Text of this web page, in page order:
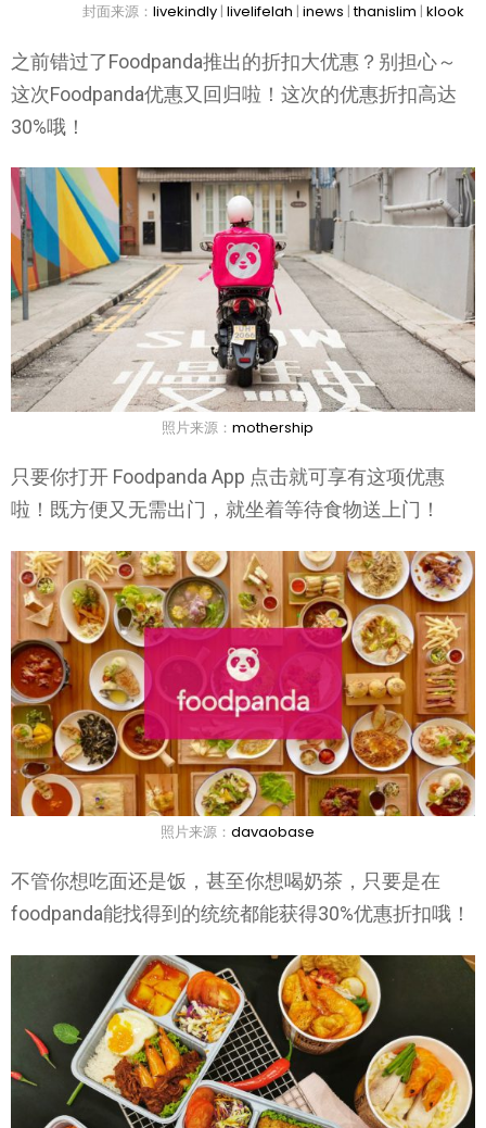
封面来源： livekindly | livelifelah | inews |thanislim | klook
之前错过了Foodpanda推出的折扣大优惠？别担心～
这次Foodpanda优惠又回归啦！这次的优惠折扣高达
30%哦！
照片来源： mothership
只要你打开 Foodpanda App 点击就可享有这项优惠
啦！既方便又无需出门，就坐着等待食物送上门！
照片来源： davaobase
不管你想吃面还是饭，甚至你想喝奶茶，只要是在
foodpanda能找得到的统统都能获得30%优惠折扣哦！